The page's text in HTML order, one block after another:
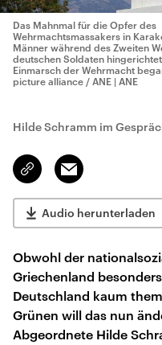
Das Mahnmal für die Opfer des
Wehrmachtsmassakers in
Männer während des Zweiten
deutschen Soldaten
Einmarsch der Wehrmacht
picture alliance / ANE | ANE
Hilde Schramm im
Link
kopieren/teilen
Email
Audio herunterladen
Obwohl der
Griechenland
Deutschland kaum
Grünen will das nun
Abgeordnete Hilde